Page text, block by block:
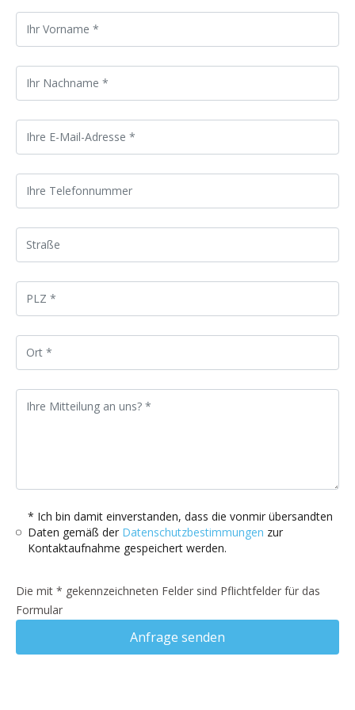
* Ich bin damit einverstanden, dass die vonmir übersandten
Daten gemäß der Datenschutzbestimmungen zur
Kontaktaufnahme gespeichert werden.
Die mit * gekennzeichneten Felder sind Pflichtfelder für das
Formular
Anfrage senden